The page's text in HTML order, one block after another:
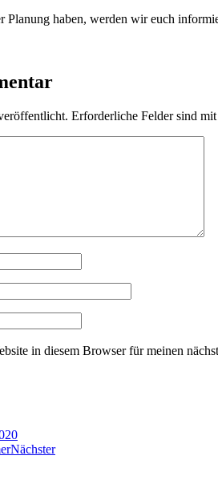
Planung haben, werden wir euch
Erforderliche Felder sind mit
in diesem Browser für meinen
Nächster